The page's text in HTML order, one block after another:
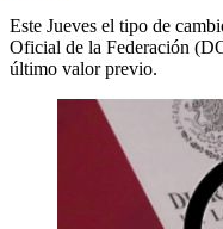
Este Jueves el tipo de
Oficial de la Federación
último valor previo.